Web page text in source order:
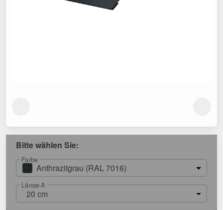
Bitte wählen Sie:
Farbe
Anthrazitgrau (RAL 7016)
Länge A
20 cm